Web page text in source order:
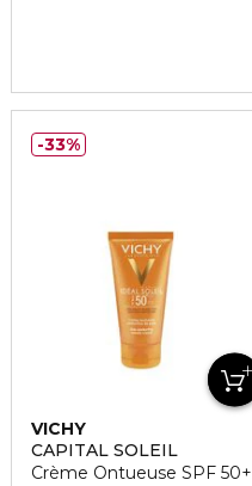
VICHY
CAPITAL SOLEIL
Crème Ontueuse SPF 50+
33%